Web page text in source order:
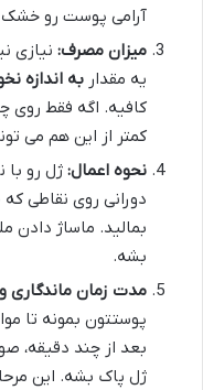
آرامی پوست رو خشک
میزان مصرف: نیازی
یه مقدار به اندازه
کافیه. اگه فقط روی
کمتر از این هم می
نحوه اعمال: ژل رو با
دورانی روی نقاطی
بمالید. ماساژ
بشه.
مدت زمان
پوستتون بمونه تا
بعد از چند دقیقه،
ژل پاک بشه. این